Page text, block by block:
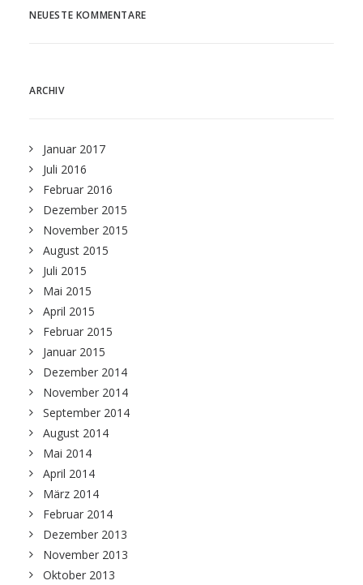
NEUESTE KOMMENTARE
ARCHIV
Januar 2017
Juli 2016
Februar 2016
Dezember 2015
November 2015
August 2015
Juli 2015
Mai 2015
April 2015
Februar 2015
Januar 2015
Dezember 2014
November 2014
September 2014
August 2014
Mai 2014
April 2014
März 2014
Februar 2014
Dezember 2013
November 2013
Oktober 2013